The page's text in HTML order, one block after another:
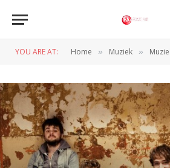
YOU ARE AT: Home » Muziek »